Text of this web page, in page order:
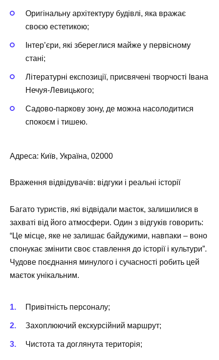
Оригінальну архітектуру будівлі, яка вражає
своєю естетикою;
Інтер’єри, які збереглися майже у первісному
стані;
Літературні експозиції, присвячені творчості Івана
Нечуя-Левицького;
Садово-паркову зону, де можна насолодитися
спокоєм і тишею.
Адреса: Київ, Україна, 02000
Враження відвідувачів: відгуки і реальні історії
Багато туристів, які відвідали маєток, залишилися в
захваті від його атмосфери. Один з відгуків говорить:
“Це місце, яке не залишає байдужими, навпаки – воно
спонукає змінити своє ставлення до історії і культури”.
Чудове поєднання минулого і сучасності робить цей
маєток унікальним.
Привітність персоналу;
Захоплюючий екскурсійний маршрут;
Чистота та доглянута територія;